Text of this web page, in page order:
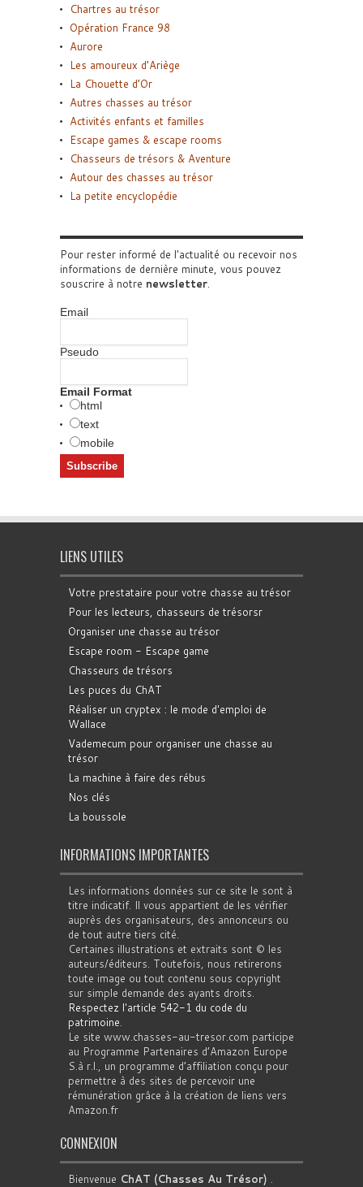
Chartres au trésor
Opération France 98
Aurore
Les amoureux d’Ariège
La Chouette d’Or
Autres chasses au trésor
Activités enfants et familles
Escape games & escape rooms
Chasseurs de trésors & Aventure
Autour des chasses au trésor
La petite encyclopédie
Pour rester informé de l'actualité ou recevoir nos
informations de dernière minute, vous pouvez
souscrire à notre newsletter
Email
Pseudo
Email Format
html
text
mobile
LIENS UTILES
Votre prestataire pour votre chasse au trésor
Pour les lecteurs, chasseurs de trésorsr
Organiser une chasse au trésor
Escape room - Escape game
Chasseurs de trésors
Les puces du ChAT
Réaliser un cryptex : le mode d'emploi de
Wallace
Vademecum pour organiser une chasse au
trésor
La machine à faire des rébus
Nos clés
La boussole
INFORMATIONS IMPORTANTES
Les informations données sur ce site le sont à
titre indicatif. Il vous appartient de les vérifier
auprès des organisateurs, des annonceurs ou
de tout autre tiers cité.
Certaines illustrations et extraits sont © les
auteurs/éditeurs. Toutefois, nous retirerons
toute image ou tout contenu sous copyright
sur simple demande des ayants droits.
Respectez l'article 542-1 du code du
patrimoine
Le site www.chasses-au-tresor.com participe
au Programme Partenaires d’Amazon Europe
S.à r.l., un programme d’affiliation conçu pour
permettre à des sites de percevoir une
rémunération grâce à la création de liens vers
Amazon.fr
CONNEXION
Bienvenue ChAT (Chasses Au Trésor)